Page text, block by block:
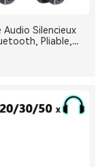
Silencieux
Pliable,